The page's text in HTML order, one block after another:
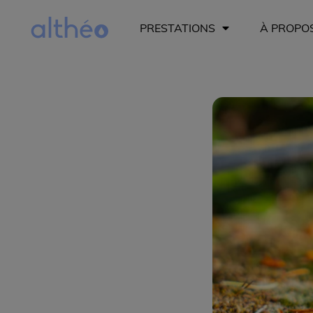
PRESTATIONS À